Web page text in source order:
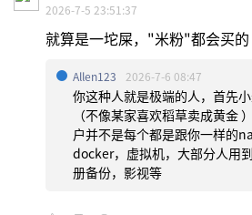
2026-7-5 23:51:37
就算是一坨屎，"米粉"都会买的
Allen123 2026-7-6 08:47
你这种人就是极端的人，首先
（不像某家喜欢稻草卖成黄金
户并不是每个都是跟你一样的
docker，虚拟机，大部分人用
册备份，影视等